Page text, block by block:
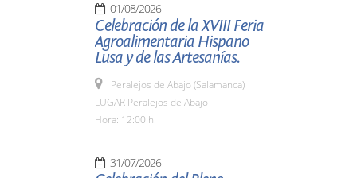
01/08/2026
Celebración de la XVIII Feria
Agroalimentaria Hispano
Lusa y de las Artesanías.
Peralejos de Abajo (Salamanca)
LUGAR Peralejos de Abajo
Hora: 12:00 h.
31/07/2026